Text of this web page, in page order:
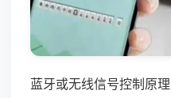
蓝牙或无线信号控制原